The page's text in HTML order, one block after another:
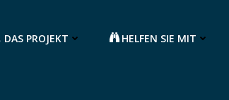
DAS PROJEKT HELFEN SIE MIT